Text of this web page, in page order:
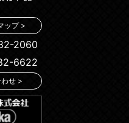
ップ >
2060
6622
せ >